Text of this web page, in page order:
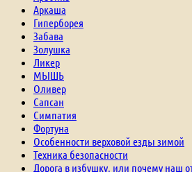
Аркаша
Гиперборея
Забава
Золушка
Ликер
МЫШЬ
Оливер
Сапсан
Симпатия
Фортуна
Особенности верховой езды зимой
Техника безопасности
Дорога в избушку, или почему наш